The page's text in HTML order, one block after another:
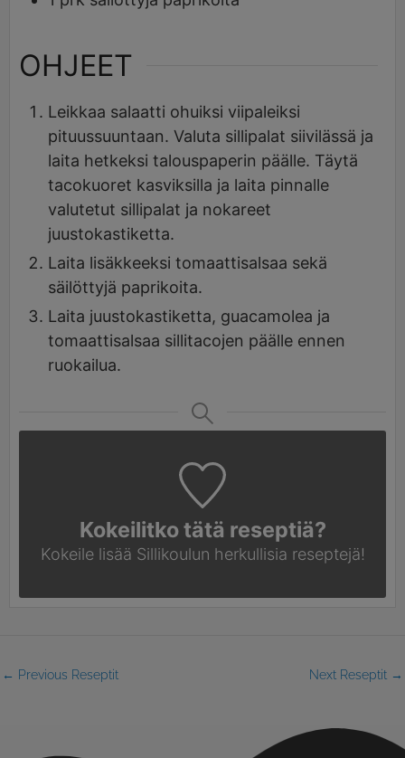
OHJEET
Leikkaa salaatti ohuiksi viipaleiksi
pituussuuntaan. Valuta sillipalat siivilässä ja
laita hetkeksi talouspaperin päälle. Täytä
tacokuoret kasviksilla ja laita pinnalle
valutetut sillipalat ja nokareet
juustokastiketta.
Laita lisäkkeeksi tomaattisalsaa sekä
säilöttyjä paprikoita.
Laita juustokastiketta, guacamolea ja
tomaattisalsaa sillitacojen päälle ennen
ruokailua.
Kokeilitko tätä reseptiä?
Kokeile lisää Sillikoulun herkullisia reseptejä!
← Previous Reseptit Next Reseptit →